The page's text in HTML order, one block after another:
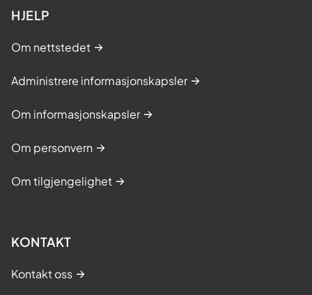
HJELP
Om nettstedet
Administrere informasjonskapsler
Om informasjonskapsler
Om personvern
Om tilgjengelighet
KONTAKT
Kontakt oss